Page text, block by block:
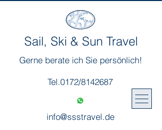
Sail, Ski & Sun Travel
Gerne berate ich Sie persönlich!
Tel.0172/8142687
info@ssstravel.de